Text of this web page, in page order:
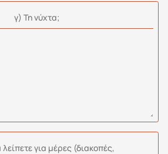
γ) Τη νύχτα;
για μέρες (διακοπές,